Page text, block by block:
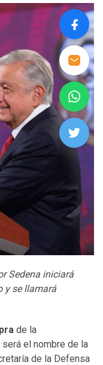
Sedena iniciará
y se llamará
de la
será el nombre de la
de la Defensa